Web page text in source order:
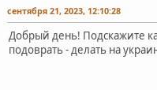
сентября 21, 2023, 12:10:28
Добрый день! Подскажите
подоврать - делать на